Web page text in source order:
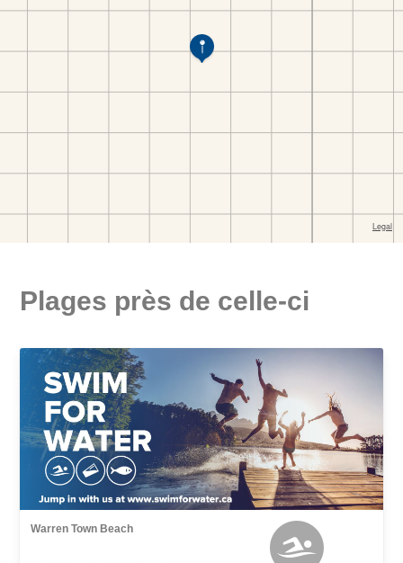
Plages près de celle-ci
Warren Town Beach